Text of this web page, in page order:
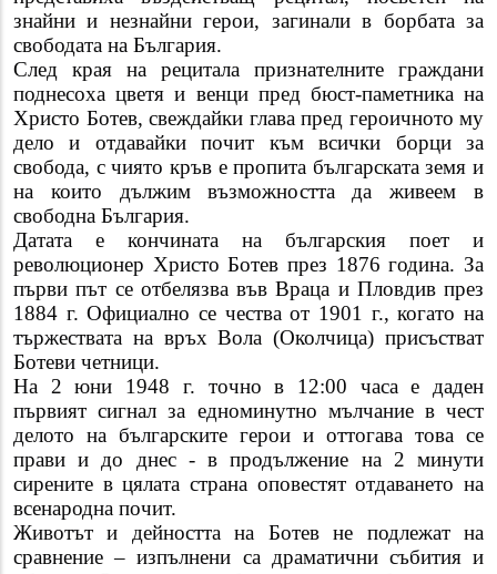
знайни и незнайни герои, загинали в борбата за
свободата на България.
След края на рецитала признателните граждани
поднесоха цветя и венци пред бюст-паметника на
Христо Ботев, свеждайки глава пред героичното му
дело и отдавайки почит към всички борци за
свобода, с чиято кръв е пропита българската земя и
на които дължим възможността да живеем в
свободна България.
Датата е кончината на българския поет и
революционер Христо Ботев през 1876 година. За
първи път се отбелязва във Враца и Пловдив през
1884 г. Официално се чества от 1901 г., когато на
тържествата на връх Вола (Околчица) присъстват
Ботеви четници.
На 2 юни 1948 г. точно в 12:00 часа е даден
първият сигнал за едноминутно мълчание в чест
делото на българските герои и оттогава това се
прави и до днес - в продължение на 2 минути
сирените в цялата страна оповестят отдаването на
всенародна почит.
Животът и дейността на Ботев не подлежат на
сравнение – изпълнени са драматични събития и